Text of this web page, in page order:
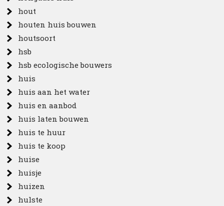
hout
houten huis bouwen
houtsoort
hsb
hsb ecologische bouwers
huis
huis aan het water
huis en aanbod
huis laten bouwen
huis te huur
huis te koop
huise
huisje
huizen
hulste